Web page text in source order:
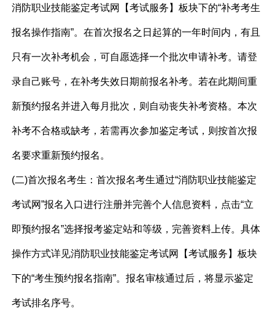
消防职业技能鉴定考试网【考试服务】板块下的“补考考生
报名操作指南”。在首次报名之日起算的一年时间内，有且
只有一次补考机会，可自愿选择一个批次申请补考。请登
录自己账号，在补考失效日期前报名补考。若在此期间重
新预约报名并进入每月批次，则自动丧失补考资格。本次
补考不合格或缺考，若需再次参加鉴定考试，则按首次报
名要求重新预约报名。
(二)首次报名考生：首次报名考生通过“消防职业技能鉴定
考试网”报名入口进行注册并完善个人信息资料，点击“立
即预约报名”选择报考鉴定站和等级，完善资料上传。具体
操作方式详见消防职业技能鉴定考试网【考试服务】板块
下的“考生预约报名指南”。报名审核通过后，将显示鉴定
考试排名序号。